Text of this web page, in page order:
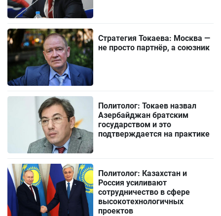
Стратегия Токаева: Москва —
не просто партнёр, а союзник
Политолог: Токаев назвал
Азербайджан братским
государством и это
подтверждается на практике
Политолог: Казахстан и
Россия усиливают
сотрудничество в сфере
высокотехнологичных
проектов